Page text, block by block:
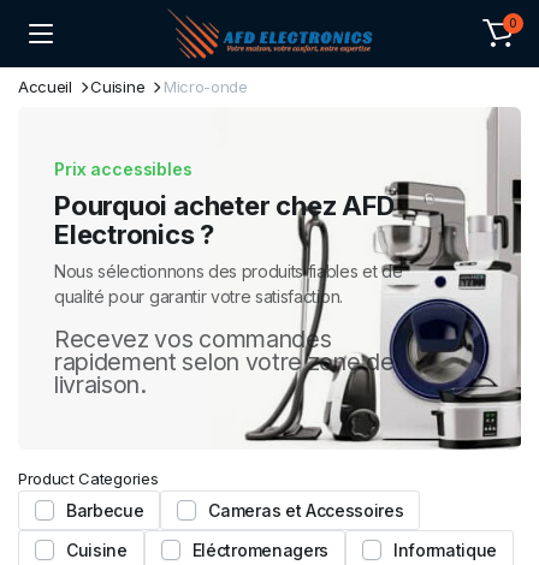
0
Accueil Cuisine Micro-onde
Prix accessibles
Pourquoi acheter chez AFD
Electronics ?
Nous sélectionnons des produits fiables et de
qualité pour garantir votre satisfaction.
Recevez vos commandes
rapidement selon votre zone de
livraison.
Product Categories
Barbecue
Cameras et Accessoires
Cuisine
Eléctromenagers
Informatique